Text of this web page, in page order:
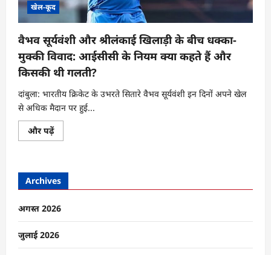
खेल-कूद
वैभव सूर्यवंशी और श्रीलंकाई खिलाड़ी के बीच धक्का-
मुक्की विवाद: आईसीसी के नियम क्या कहते हैं और
किसकी थी गलती?
दांबुला: भारतीय क्रिकेट के उभरते सितारे वैभव सूर्यवंशी इन दिनों अपने खेल
से अधिक मैदान पर हुई...
और पढ़ेंवैभव
सूर्यवंशी
के
बीच
धक्का-
विवाद:
आईसीसी
के
नियम
क्या
कहते
Archives
अगस्त 2026
जुलाई 2026